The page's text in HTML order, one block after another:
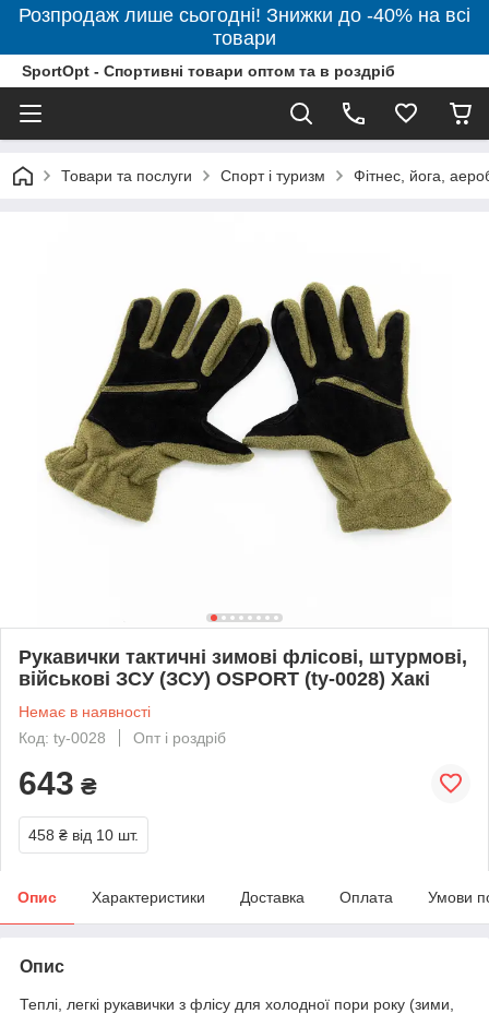
Розпродаж лише сьогодні! Знижки до -40% на всі
товари
SportOpt - Спортивні товари оптом та в роздріб
Товари та послуги Спорт і туризм Фітнес, йога,
Рукавички тактичні зимові флісові, штурмові,
військові ЗСУ (ЗСУ) OSPORT (ty-0028) Хакі
Немає в наявності
Код: ty-0028
Опт і роздріб
643 ₴
458 ₴ від 10 шт.
Опис Характеристики Доставка Оплата Умови
Опис
Теплі, легкі рукавички з флісу для холодної пори року (зими,